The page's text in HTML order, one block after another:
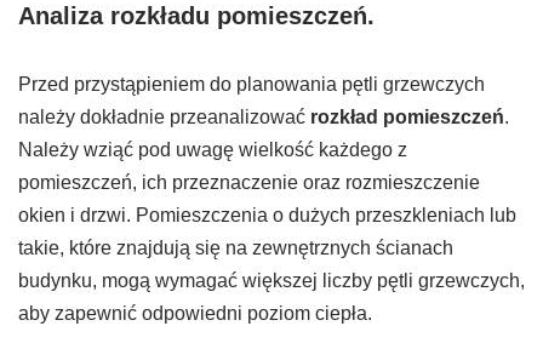
Analiza rozkładu pomieszczeń.
Przed przystąpieniem do planowania pętli grzewczych
należy dokładnie przeanalizować rozkład pomieszczeń.
Należy wziąć pod uwagę wielkość każdego z
pomieszczeń, ich przeznaczenie oraz rozmieszczenie
okien i drzwi. Pomieszczenia o dużych przeszkleniach lub
takie, które znajdują się na zewnętrznych ścianach
budynku, mogą wymagać większej liczby pętli grzewczych,
aby zapewnić odpowiedni poziom ciepła.